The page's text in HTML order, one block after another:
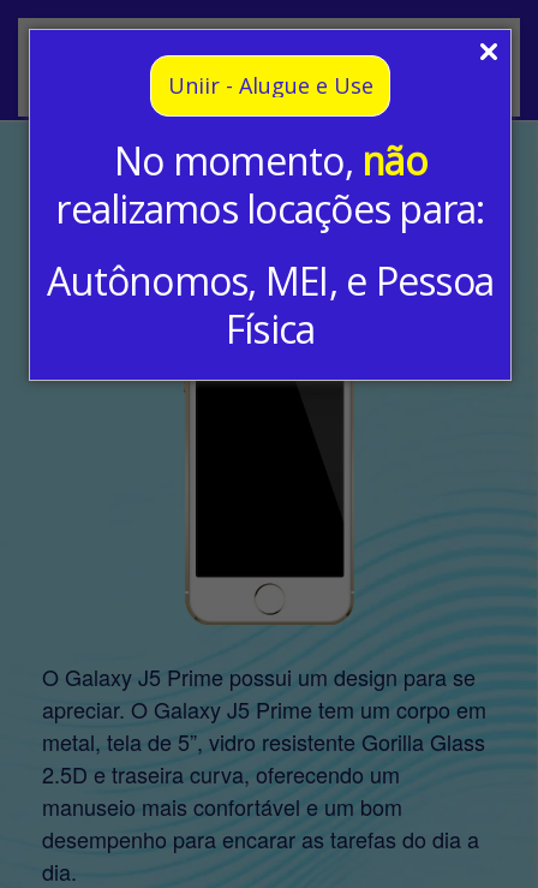
Uniir - Alugue e Use
No momento, não
realizamos locações para:
Autônomos, MEI, e Pessoa
Física
Skip to main content
Aluguel de Samsung Galaxy
J5 Prime
O Galaxy J5 Prime possui um design para se
apreciar. O Galaxy J5 Prime tem um corpo em
metal, tela de 5”, vidro resistente Gorilla Glass
2.5D e traseira curva, oferecendo um
manuseio mais confortável e um bom
desempenho para encarar as tarefas do dia a
dia.